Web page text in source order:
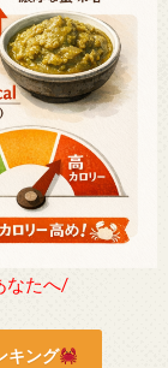
なたへ/
キング